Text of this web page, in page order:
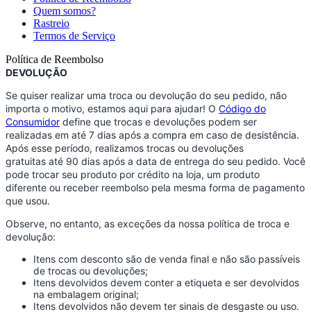
Quem somos?
Rastreio
Termos de Serviço
Política de Reembolso
DEVOLUÇÃO
Se quiser realizar uma troca ou devolução do seu pedido, não
importa o motivo, estamos aqui para ajudar! O Código do
Consumidor define que trocas e devoluções podem ser
realizadas em até 7 dias após a compra em caso de desistência.
Após esse período, realizamos trocas ou devoluções
gratuitas até 90 dias após a data de entrega do seu pedido. Você
pode trocar seu produto por crédito na loja, um produto
diferente ou receber reembolso pela mesma forma de pagamento
que usou.
Observe, no entanto, as exceções da nossa política de troca e
devolução:
Itens com desconto são de venda final e não são passíveis
de trocas ou devoluções;
Itens devolvidos devem conter a etiqueta e ser devolvidos
na embalagem original;
Itens devolvidos não devem ter sinais de desgaste ou uso.